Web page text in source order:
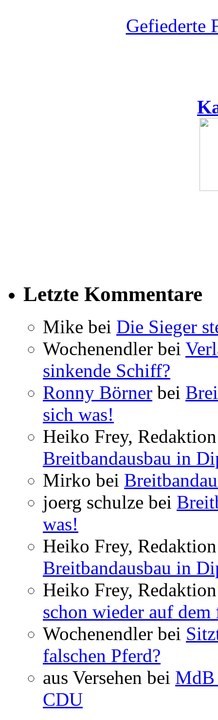
Gefiederte
Letzte Kommentare
Mike bei Die Sieger
Wochenendler bei
sinkende Schiff?
Ronny Börner bei
sich was!
Heiko Frey,
Breitbandausbau in
Mirko bei
joerg schulze bei
was!
Heiko Frey,
Breitbandausbau in
Heiko Frey,
schon wieder auf dem
Wochenendler bei
falschen Pferd?
aus Versehen bei MdB
CDU